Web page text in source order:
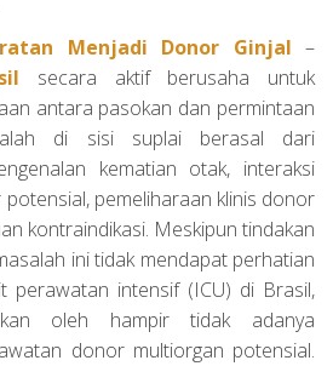
Menjadi Donor Ginjal –
secara aktif berusaha untuk
antara pasokan dan permintaan
di sisi suplai berasal dari
kematian otak, interaksi
pemeliharaan klinis donor
kontraindikasi. Meskipun tindakan
ini tidak mendapat perhatian
perawatan intensif (ICU) di Brasil,
oleh hampir tidak adanya
donor multiorgan potensial.